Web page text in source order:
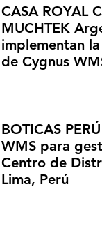
CASA ROYAL
MUCHTEK
implementan
de Cygnus
BOTICAS
WMS para
Centro de
Lima, Perú